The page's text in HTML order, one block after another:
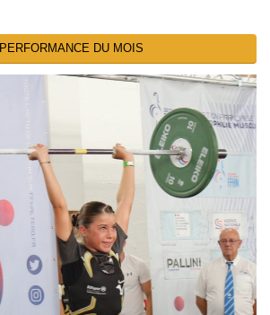
PERFORMANCE DU MOIS